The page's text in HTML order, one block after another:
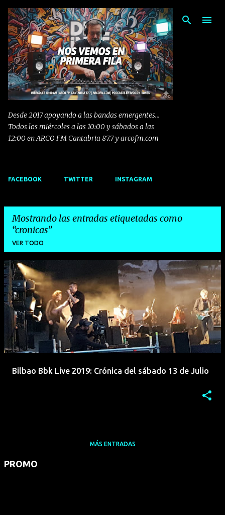
Ir al contenido principal
Desde 2017 apoyando a las bandas emergentes...
Todos los miércoles a las 10:00 y sábados a las
12:00 en ARCO FM Cantabria 87.7 y arcofm.com
FACEBOOK TWITTER INSTAGRAM
Mostrando las entradas etiquetadas como
cronicas
VER TODO
E
n
t
d
Bilbao Bbk Live 2019: Crónica del sábado 13 de Julio
MÁS ENTRADAS
PROMO